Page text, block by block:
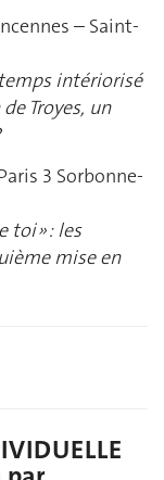
– Saint-
intériorisé
Troyes, un
3 Sorbonne-
toi » : les
mise en